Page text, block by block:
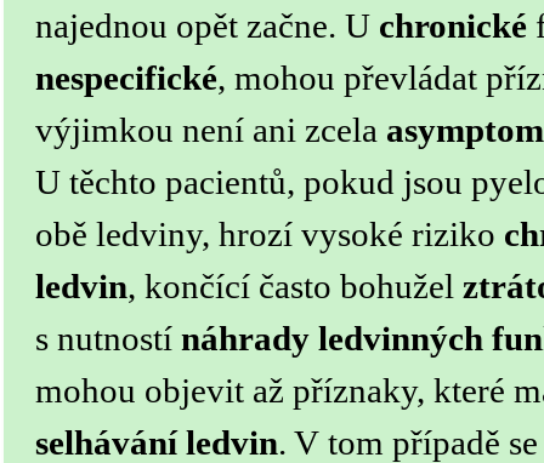
najednou opět začne. U chronické
nespecifické, mohou převládat
výjimkou není ani zcela
U těchto pacientů, pokud jsou
obě ledviny, hrozí vysoké riziko
ledvin, končící často bohužel
s nutností náhrady ledvinných
mohou objevit až příznaky, které
selhávání ledvin. V tom případě